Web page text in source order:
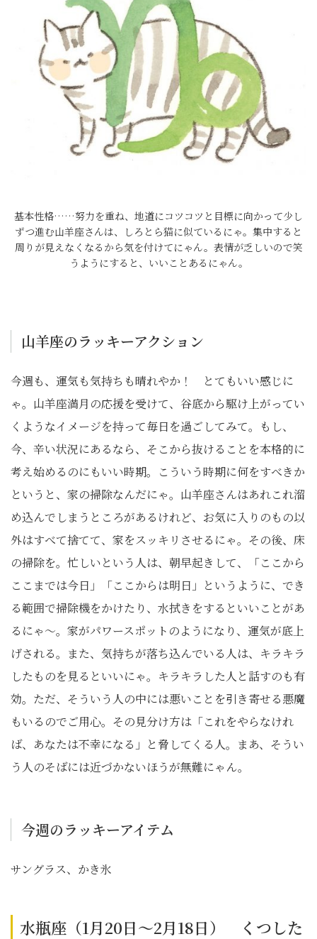
基本性格……努力を重ね、地道にコツコツと目標に向かって少し
ずつ進む山羊座さんは、しろとら猫に似ているにゃ。集中すると
周りが見えなくなるから気を付けてにゃん。表情が乏しいので笑
うようにすると、いいことあるにゃん。
山羊座のラッキーアクション
今週も、運気も気持ちも晴れやか！ とてもいい感じに
ゃ。山羊座満月の応援を受けて、谷底から駆け上がってい
くようなイメージを持って毎日を過ごしてみて。もし、
今、辛い状況にあるなら、そこから抜けることを本格的に
考え始めるのにもいい時期。こういう時期に何をすべきか
というと、家の掃除なんだにゃ。山羊座さんはあれこれ溜
め込んでしまうところがあるけれど、お気に入りのもの以
外はすべて捨てて、家をスッキリさせるにゃ。その後、床
の掃除を。忙しいという人は、朝早起きして、「ここから
ここまでは今日」「ここからは明日」というように、でき
る範囲で掃除機をかけたり、水拭きをするといいことがあ
るにゃ～。家がパワースポットのようになり、運気が底上
げされる。また、気持ちが落ち込んでいる人は、キラキラ
したものを見るといいにゃ。キラキラした人と話すのも有
効。ただ、そういう人の中には悪いことを引き寄せる悪魔
もいるのでご用心。その見分け方は「これをやらなけれ
ば、あなたは不幸になる」と脅してくる人。まあ、そうい
う人のそばには近づかないほうが無難にゃん。
今週のラッキーアイテム
サングラス、かき氷
水瓶座（1月20日～2月18日） くつした